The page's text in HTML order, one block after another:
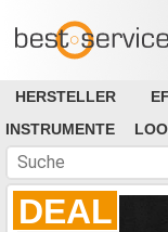
HERSTELLER
INSTRUMENTE
DEAL